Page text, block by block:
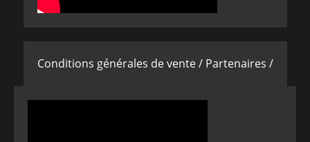
Conditions générales de vente / Partenaires /